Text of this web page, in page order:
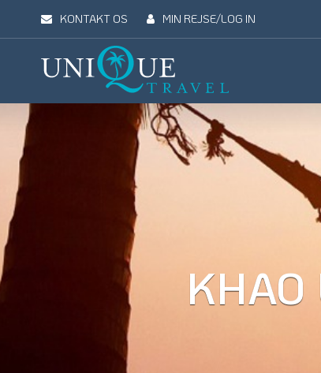
KONTAKT OS MIN REJSE/LOG IN
Travel
REJSEMÅL REJSETYPER UDFLUGTER
KHAO